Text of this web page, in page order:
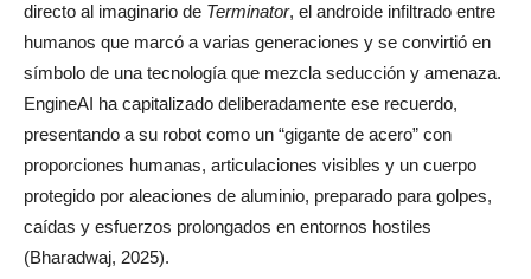
directo al imaginario de Terminator, el androide infiltrado entre
humanos que marcó a varias generaciones y se convirtió en
símbolo de una tecnología que mezcla seducción y amenaza.
EngineAI ha capitalizado deliberadamente ese recuerdo,
presentando a su robot como un “gigante de acero” con
proporciones humanas, articulaciones visibles y un cuerpo
protegido por aleaciones de aluminio, preparado para golpes,
caídas y esfuerzos prolongados en entornos hostiles
(Bharadwaj, 2025).